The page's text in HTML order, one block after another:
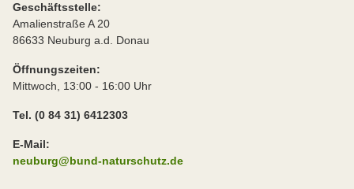
Geschäftsstelle:
Amalienstraße A 20
86633 Neuburg a.d. Donau
Öffnungszeiten:
Mittwoch, 13:00 - 16:00 Uhr
Tel. (0 84 31) 6412303
E-Mail:
neuburg@bund-naturschutz.de